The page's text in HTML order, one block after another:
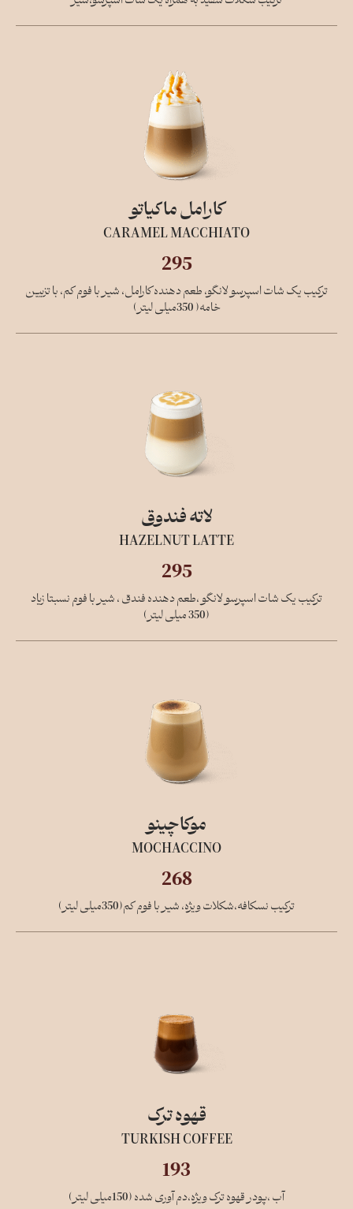
کارامل ماکیاتو
CARAMEL MACCHIATO
295
ترکیب یک شات اسپرسو لانگو، طعم دهنده کارامل، شیر با فوم کم، با تزیین
خامه( 350میلی لیتر)
لاته فندوق
HAZELNUT LATTE
295
ترکیب یک شات اسپرسو لانگو ،طعم دهنده فندق ، شیر با فوم نسبتا زیاد
(350 میلی لیتر)
موکاچینو
MOCHACCINO
268
ترکیب نسکافه،شکلات ویژه، شیر با فوم کم(350میلی لیتر)
قهوه ترک
TURKISH COFFEE
193
آب ،پودر قهوه ترک ویژه،دم آوری شده (150میلی لیتر)